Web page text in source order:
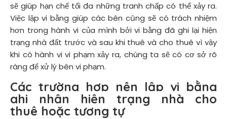
sẽ giúp hạn chế tối đa những tranh chấp có thể xảy ra.
Việc lập vi bằng giúp các bên cũng sẽ có trách nhiệm
hơn trong hành vi của mình bởi vi bằng đã ghi lại hiện
trạng nhà đất trước và sau khi thuê và cho thuê vì vậy
khi có hành vi vi phạm xảy ra, chúng ta sẽ có cơ sở rõ
ràng để xử lý bên vi phạm.
Các trường hợp nên lập vi bằng
ghi nhận hiện trạng nhà cho
thuê hoặc tương tự